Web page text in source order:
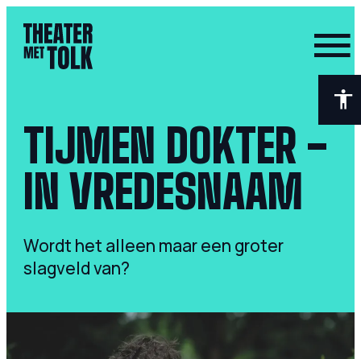
Wordt het alleen maar een groter
slagveld van?
TIJMEN DOKTER -
IN VREDESNAAM